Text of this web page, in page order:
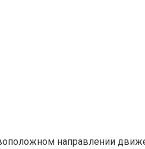
направлении